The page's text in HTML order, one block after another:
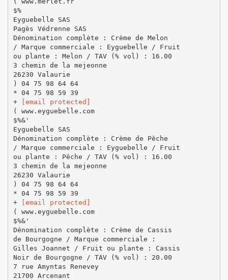
$%
Eyguebelle SAS
Pagès Védrenne SAS
Dénomination complète : Crème de Melon
/ Marque commerciale : Eyguebelle / Fruit
ou plante : Melon / TAV (% vol) : 16.00
3 chemin de la mejeonne
26230 Valaurie
) 04 75 98 64 64
* 04 75 98 59 39
+
[email protected]
( www.eyguebelle.com
$%&'
Eyguebelle SAS
Dénomination complète : Crème de Pêche
/ Marque commerciale : Eyguebelle / Fruit
ou plante : Pêche / TAV (% vol) : 16.00
3 chemin de la mejeonne
26230 Valaurie
) 04 75 98 64 64
* 04 75 98 59 39
+
[email protected]
( www.eyguebelle.com
$%&'
Dénomination complète : Crème de Cassis
de Bourgogne / Marque commerciale :
Gilles Joannet / Fruit ou plante : Cassis
Noir de Bourgogne / TAV (% vol) : 20.00
7 rue Amyntas Renevey
21700 Arcenant